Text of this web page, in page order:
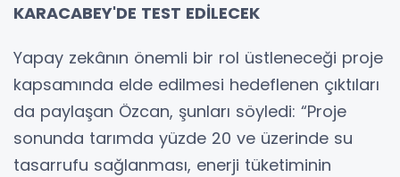
KARACABEY'DE TEST EDİLECEK
Yapay zekânın önemli bir rol üstleneceği proje
kapsamında elde edilmesi hedeflenen çıktıları
da paylaşan Özcan, şunları söyledi: “Proje
sonunda tarımda yüzde 20 ve üzerinde su
tasarrufu sağlanması, enerji tüketiminin